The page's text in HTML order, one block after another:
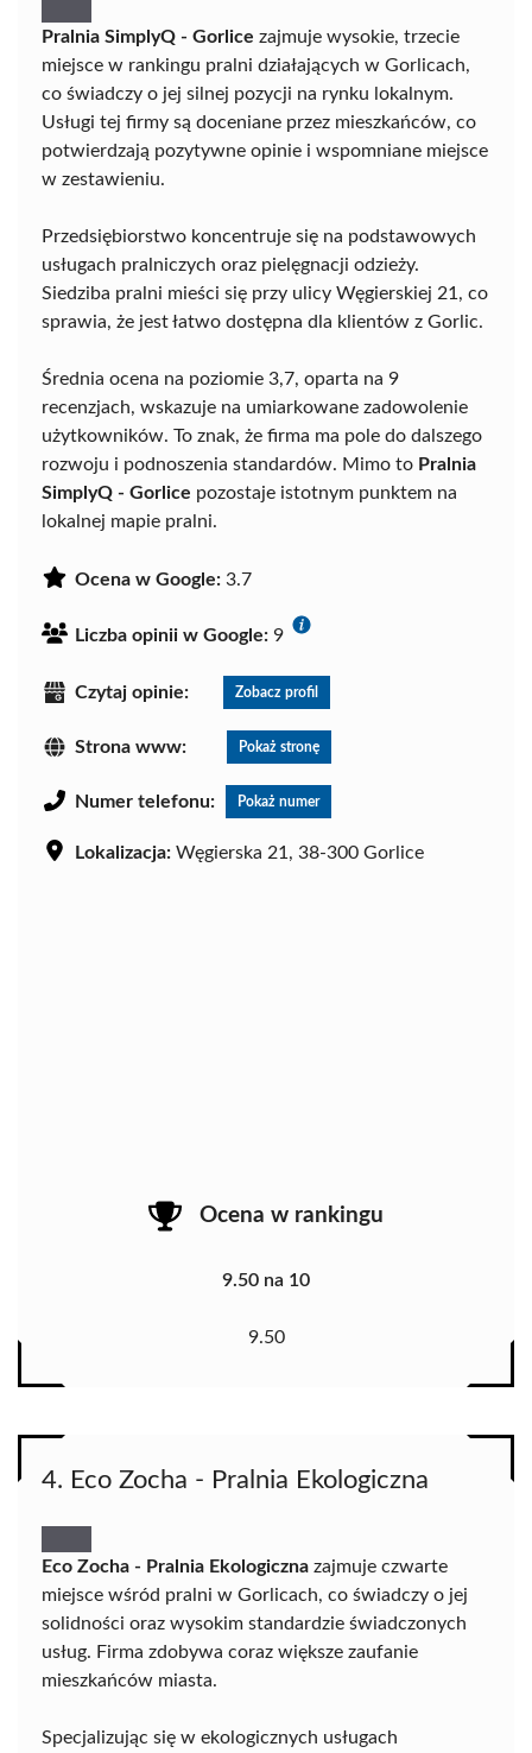
Pralnia SimplyQ - Gorlice zajmuje wysokie, trzecie
miejsce w rankingu pralni działających w Gorlicach,
co świadczy o jej silnej pozycji na rynku lokalnym.
Usługi tej firmy są doceniane przez mieszkańców, co
potwierdzają pozytywne opinie i wspomniane miejsce
w zestawieniu.
Przedsiębiorstwo koncentruje się na podstawowych
usługach pralniczych oraz pielęgnacji odzieży.
Siedziba pralni mieści się przy ulicy Węgierskiej 21, co
sprawia, że jest łatwo dostępna dla klientów z Gorlic.
Średnia ocena na poziomie 3,7, oparta na 9
recenzjach, wskazuje na umiarkowane zadowolenie
użytkowników. To znak, że firma ma pole do dalszego
rozwoju i podnoszenia standardów. Mimo to Pralnia
SimplyQ - Gorlice pozostaje istotnym punktem na
lokalnej mapie pralni.
Ocena w Google: 3.7
Liczba opinii w Google: 9
Czytaj opinie: Zobacz profil
Strona www: Pokaż stronę
Numer telefonu: Pokaż numer
Lokalizacja: Węgierska 21, 38-300 Gorlice
Ocena w rankingu
9.50 na 10
9.50
4. Eco Zocha - Pralnia Ekologiczna
Eco Zocha - Pralnia Ekologiczna zajmuje czwarte
miejsce wśród pralni w Gorlicach, co świadczy o jej
solidności oraz wysokim standardzie świadczonych
usług. Firma zdobywa coraz większe zaufanie
mieszkańców miasta.
Specjalizując się w ekologicznych usługach